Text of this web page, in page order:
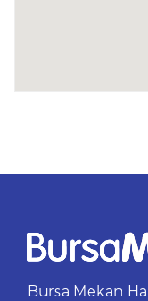
Bursa Mekan